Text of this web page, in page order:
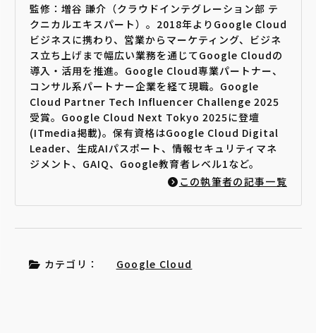
監修：増谷 謙介（クラウドインテグレーション部 テ
クニカルエキスパート）。2018年よりGoogle Cloud
ビジネスに携わり、営業からマーケティング、ビジネ
ス立ち上げまで幅広い業務を通じてGoogle Cloudの
導入・活用を推進。Google Cloud専業パートナー、
コンサル系パートナー企業を経て現職。Google
Cloud Partner Tech Influencer Challenge 2025
受賞。Google Cloud Next Tokyo 2025に登壇
(ITmedia掲載)。保有資格はGoogle Cloud Digital
Leader、生成AIパスポート、情報セキュリティマネ
ジメント、GAIQ、Google教育者レベル1など。
この執筆者の記事一覧
カテゴリ： Google Cloud